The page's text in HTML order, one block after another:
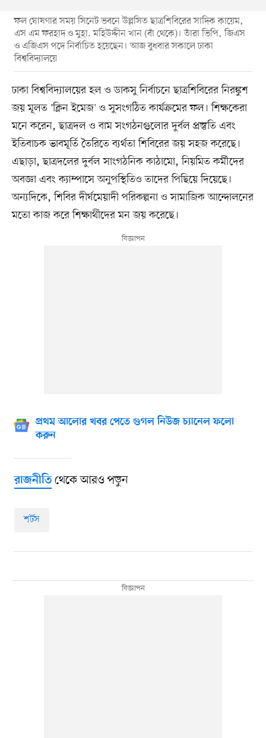
ফল ঘোষণার সময় সিনেট ভবনে উল্লসিত ছাত্রশিবিরের সাদিক কায়েম,
এস এম ফরহাদ ও মুহা. মহিউদ্দীন খান (বাঁ থেকে)। তাঁরা ভিপি, জিএস
ও এজিএস পদে নির্বাচিত হয়েছেন। আজ বুধবার সকালে ঢাকা
বিশ্ববিদ্যালয়ে
ঢাকা বিশ্ববিদ্যালয়ের হল ও ডাকসু নির্বাচনে ছাত্রশিবিরের নিরঙ্কুশ
জয় মূলত 'ক্লিন ইমেজ' ও সুসংগঠিত কার্যক্রমের ফল। শিক্ষকেরা
মনে করেন, ছাত্রদল ও বাম সংগঠনগুলোর দুর্বল প্রস্তুতি এবং
ইতিবাচক ভাবমূর্তি তৈরিতে ব্যর্থতা শিবিরের জয় সহজ করেছে।
এছাড়া, ছাত্রদলের দুর্বল সাংগঠনিক কাঠামো, নিয়মিত কর্মীদের
অবজ্ঞা এবং ক্যাম্পাসে অনুপস্থিতিও তাদের পিছিয়ে দিয়েছে।
অন্যদিকে, শিবির দীর্ঘমেয়াদী পরিকল্পনা ও সামাজিক আন্দোলনের
মতো কাজ করে শিক্ষার্থীদের মন জয় করেছে।
প্রথম আলোর খবর পেতে গুগল নিউজ চ্যানেল ফলো
করুন
রাজনীতিথেকে আরও পড়ুন
শর্টস